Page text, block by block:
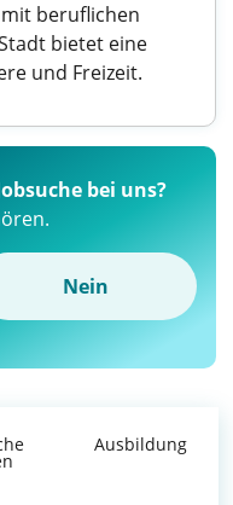
beruflichen
bietet eine
und Freizeit.
bei uns?
Nein
Ausbildung